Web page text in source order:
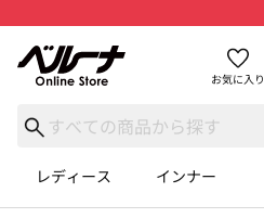
お気に入り
レディース インナー